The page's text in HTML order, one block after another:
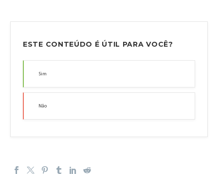
ESTE CONTEÚDO É ÚTIL PARA VOCÊ?
Sim
Não